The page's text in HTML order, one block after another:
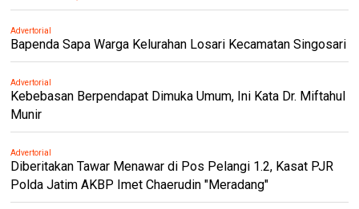
Advertorial
Bapenda Sapa Warga Kelurahan Losari Kecamatan Singosari
Advertorial
Kebebasan Berpendapat Dimuka Umum, Ini Kata Dr. Miftahul
Munir
Advertorial
Diberitakan Tawar Menawar di Pos Pelangi 1.2, Kasat PJR
Polda Jatim AKBP Imet Chaerudin "Meradang"